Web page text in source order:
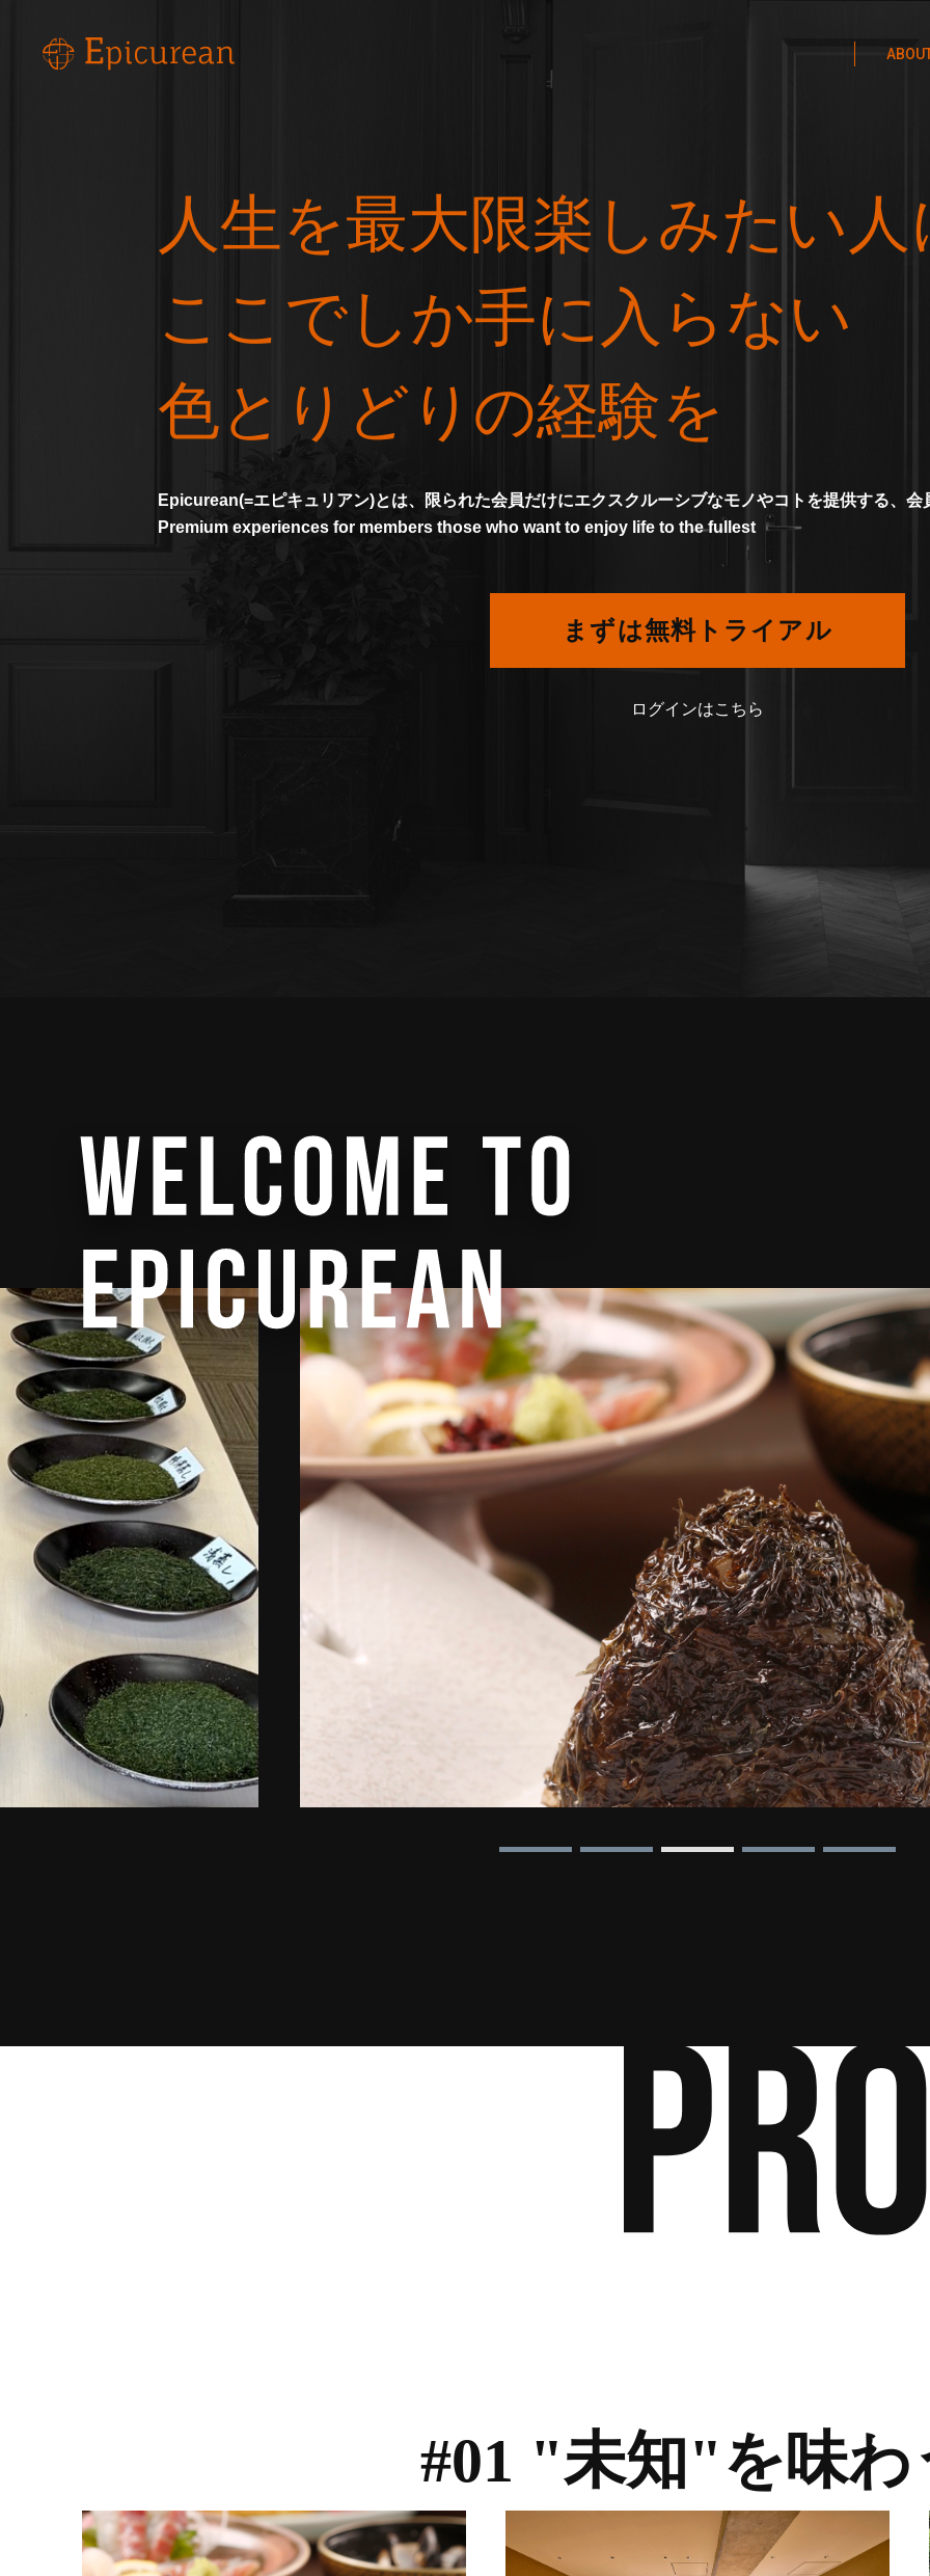
人生を最大限楽しみたい人
ここでしか手に入らない
色とりどりの経験を
Epicurean(=エピキュリアン)とは、限られた会員だけにエクスクルーシブなモノやコトを提供する、会
Premium experiences for members those who want to enjoy life to the fullest
まずは無料トライアル
ログインはこちら
#01 "未知"を味わ